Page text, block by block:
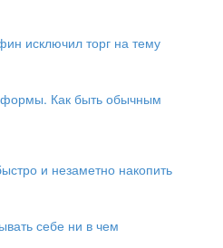
исключил торг на тему
Как быть обычным
и незаметно накопить
себе ни в чем